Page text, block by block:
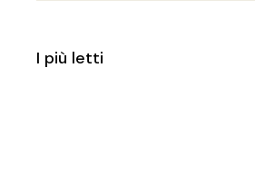
I più letti